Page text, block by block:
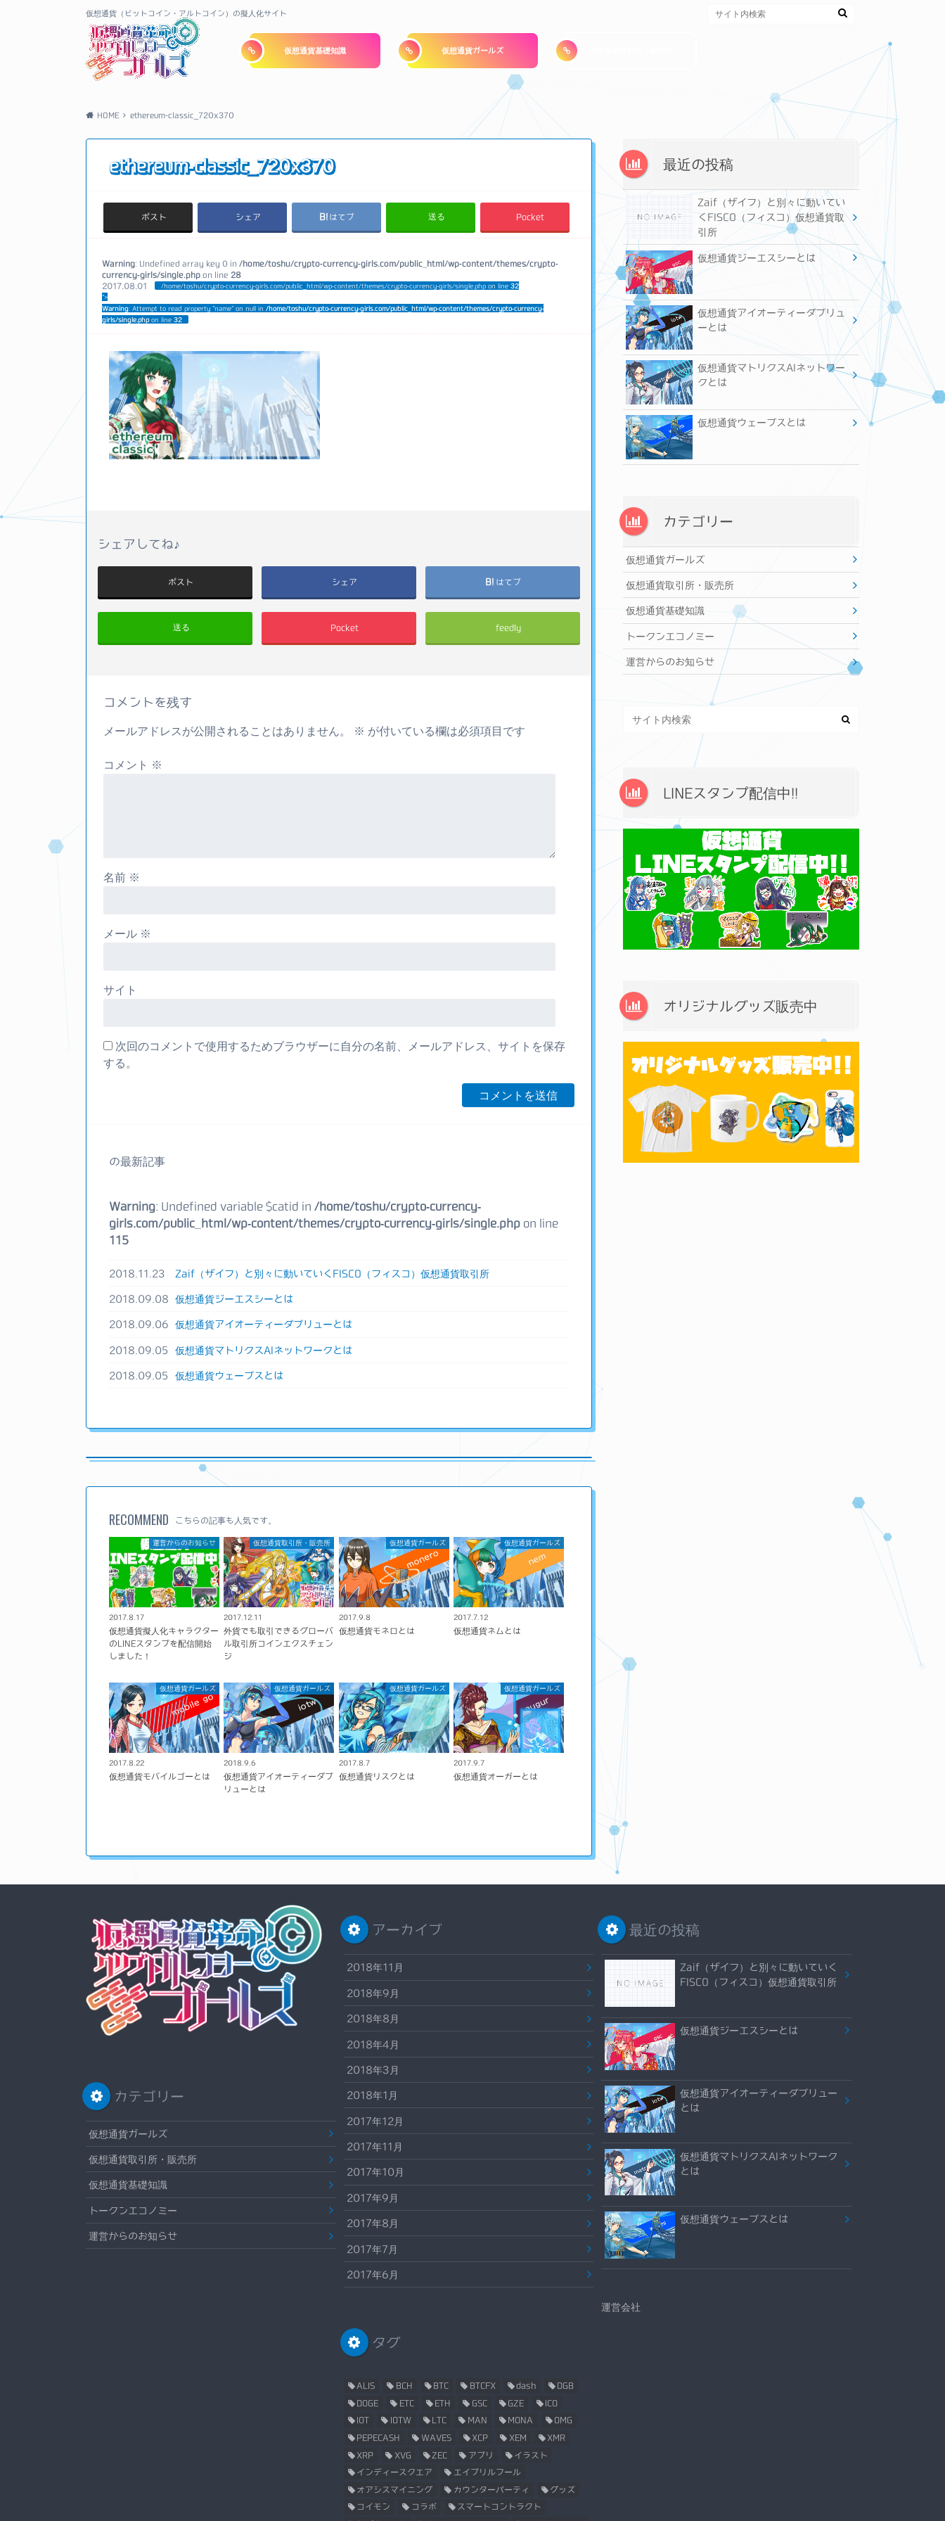
仮想通貨（ビットコイン・アルトコイン）の擬人化サイト
仮想通貨基礎知識 仮想通貨ガールズ
HOME ethereum-classic_720x370
ethereum-classic_720x370
ポスト シェア はてブ 送る Pocket
Warning: Undefined array key 0 in /home/toshu/crypto-currency-girls.com/public_html/wp-content/themes/crypto-
currency-girls/single.php on line 28
2017.08.01
/home/toshu/crypto-currency-girls.com/public_html/wp-content/themes/crypto-currency-girls/single.php on line32
">
Warning: Attempt to read property "name" on null in /home/toshu/crypto-currency-girls.com/public_html/wp-content/themes/crypto-currency-
girls/single.phpon line32
シェアしてね♪
ポスト シェア はてブ
送る Pocket feedly
コメントを残す
メールアドレスが公開されることはありません。 ※ が付いている欄は必須項目です
コメント ※
名前 ※
メール ※
サイト
次回のコメントで使用するためブラウザーに自分の名前、メールアドレス、サイトを保存
する。
の最新記事
Warning: Undefined variable $catid in /home/toshu/crypto-currency-
girls.com/public_html/wp-content/themes/crypto-currency-girls/single.php on line
115
2018.11.23 Zaif（ザイフ）と別々に動いていくFISCO（フィスコ）仮想通貨取引所
2018.09.08 仮想通貨ジーエスシーとは
2018.09.06 仮想通貨アイオーティーダブリューとは
2018.09.05 仮想通貨マトリクスAIネットワークとは
2018.09.05 仮想通貨ウェーブスとは
RECOMMEND こちらの記事も人気です。
運営からのお知らせ
2017.8.17
仮想通貨擬人化キャラクター
のLINEスタンプを配信開始
しました！
仮想通貨取引所・販売所
2017.12.11
外貨でも取引できるグローバ
ル取引所コインエクスチェン
ジ
仮想通貨ガールズ
2017.9.8
仮想通貨モネロとは
仮想通貨ガールズ
2017.7.12
仮想通貨ネムとは
仮想通貨ガールズ
2017.8.22
仮想通貨モバイルゴーとは
仮想通貨ガールズ
2018.9.6
仮想通貨アイオーティーダブ
リューとは
仮想通貨ガールズ
2017.8.7
仮想通貨リスクとは
仮想通貨ガールズ
2017.9.7
仮想通貨オーガーとは
最近の投稿
Zaif（ザイフ）と別々に動いてい
くFISCO（フィスコ）仮想通貨取
引所
仮想通貨ジーエスシーとは
仮想通貨アイオーティーダブリュ
ーとは
仮想通貨マトリクスAIネットワー
クとは
仮想通貨ウェーブスとは
カテゴリー
仮想通貨ガールズ
仮想通貨取引所・販売所
仮想通貨基礎知識
トークンエコノミー
運営からのお知らせ
LINEスタンプ配信中!!
オリジナルグッズ販売中
カテゴリー
仮想通貨ガールズ
仮想通貨取引所・販売所
仮想通貨基礎知識
トークンエコノミー
運営からのお知らせ
アーカイブ
2018年11月
2018年9月
2018年8月
2018年4月
2018年3月
2018年1月
2017年12月
2017年11月
2017年10月
2017年9月
2017年8月
2017年7月
2017年6月
タグ
ALIS BCH BTC BTCFX dash DGB
DOGE ETC ETH GSC GZE ICO
IOT IOTW LTC MAN MONA OMG
PEPECASH WAVES XCP XEM XMR
XRP XVG ZEC アプリ イラスト
インディースクエア エイプリルフール
オアシスマイニング カウンターパーティ グッズ
コイモン コラボ スマートコントラクト
最近の投稿
Zaif（ザイフ）と別々に動いていく
FISCO（フィスコ）仮想通貨取引所
仮想通貨ジーエスシーとは
仮想通貨アイオーティーダブリュー
とは
仮想通貨マトリクスAIネットワーク
とは
仮想通貨ウェーブスとは
運営会社